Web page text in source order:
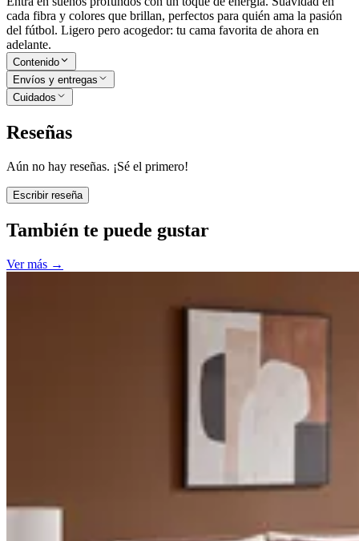
cada fibra y colores que brillan, perfectos para quién ama la pasión
del fútbol. Ligero pero acogedor: tu cama favorita de ahora en
adelante.
Contenido
Envíos y entregas
Cuidados
Reseñas
Aún no hay reseñas. ¡Sé el primero!
Escribir reseña
También te puede gustar
Ver más →